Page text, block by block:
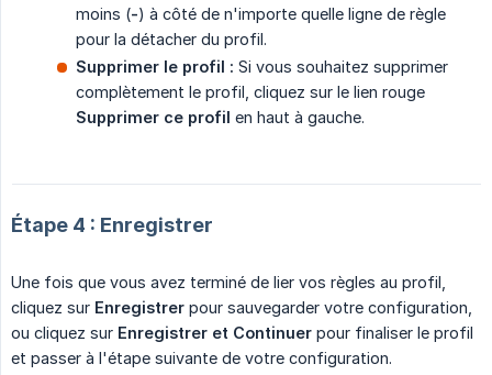
moins (-) à côté de n'importe quelle ligne de règle
pour la détacher du profil.
Supprimer le profil : Si vous souhaitez supprimer
complètement le profil, cliquez sur le lien rouge
Supprimer ce profil en haut à gauche.
Étape 4 : Enregistrer
Une fois que vous avez terminé de lier vos règles au profil,
cliquez sur Enregistrer pour sauvegarder votre configuration,
ou cliquez sur Enregistrer et Continuer pour finaliser le profil
et passer à l'étape suivante de votre configuration.